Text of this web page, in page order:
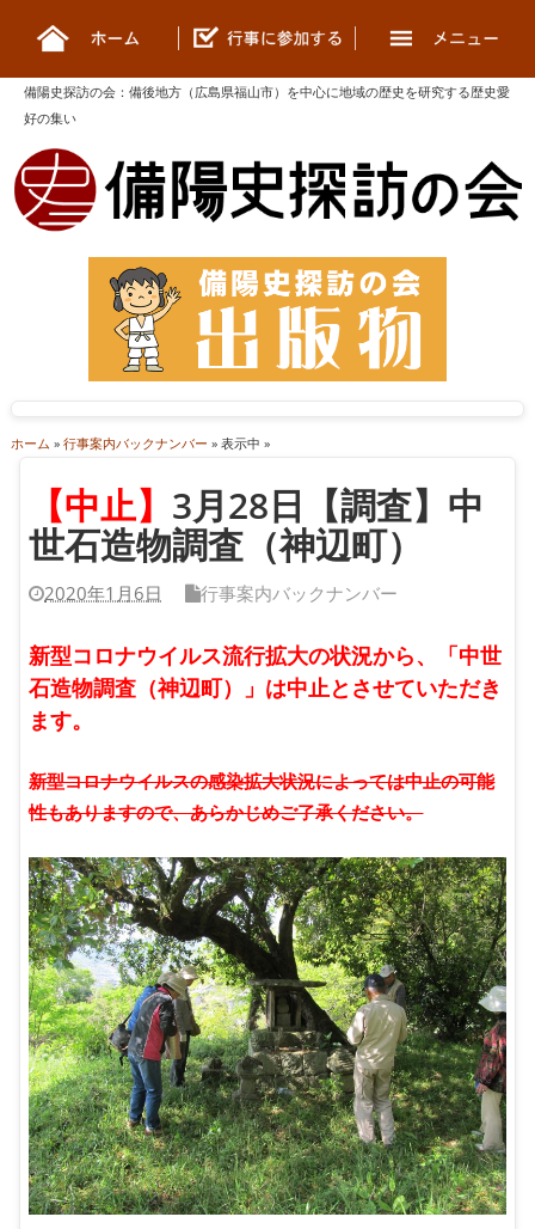
備陽史探訪の会 ： 備後地方（広島県福山市）を中心に地域の歴史を研究する歴史愛
好の集い
ホーム » 行事案内バックナンバー » 表示中 »
【中止】 3月28日【調査】中
世石造物調査（神辺町）
2020年1月6日 行事案内バックナンバー
新型コロナウイルス流行拡大の状況から、「中世
石造物調査（神辺町）」は中止とさせていただき
ます。
新型コロナウイルスの感染拡大状況によっては中止の可能
性もありますので、あらかじめご了承ください。